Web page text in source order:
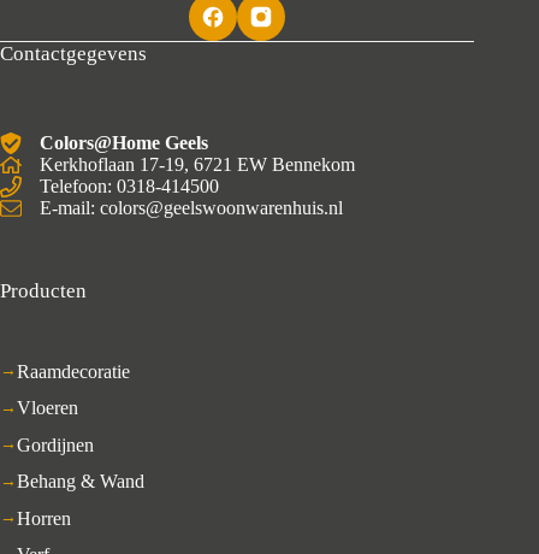
Contactgegevens
Colors@Home Geels
Kerkhoflaan 17-19, 6721 EW Bennekom
Telefoon: 0318-414500
E-mail: colors@geelswoonwarenhuis.nl
Producten
Raamdecoratie
Vloeren
Gordijnen
Behang & Wand
Horren